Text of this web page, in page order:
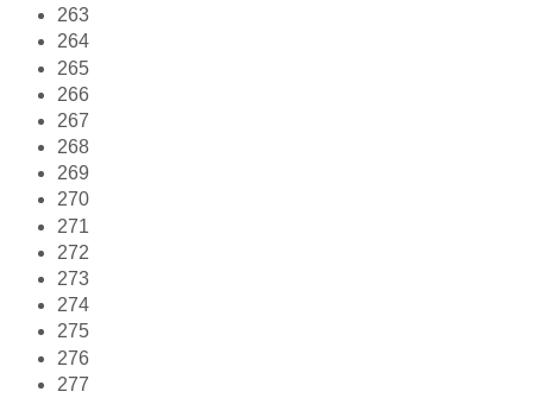
263
264
265
266
267
268
269
270
271
272
273
274
275
276
277